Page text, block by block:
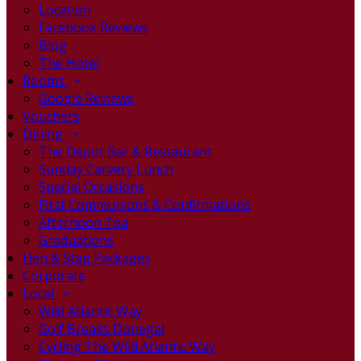
Location
Facebook Reviews
Blog
The Hotel
Rooms
Google Reviews
Vouchers
Dining
The Depot Bar & Restaurant
Sunday Carvery Lunch
Special Occasions
First Communions & Confirmations
Afternoon Tea
Graduations
Hen & Stag Packages
Corporate
Local
Wild Atlantic Way
Golf Breaks Donegal
Cycling The Wild Atlantic Way